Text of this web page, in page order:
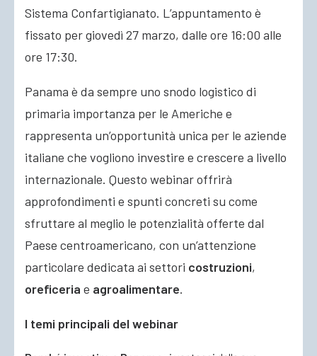
Sistema Confartigianato. L’appuntamento è
fissato per giovedì 27 marzo, dalle ore 16:00 alle
ore 17:30.
Panama è da sempre uno snodo logistico di
primaria importanza per le Americhe e
rappresenta un’opportunità unica per le aziende
italiane che vogliono investire e crescere a livello
internazionale. Questo webinar offrirà
approfondimenti e spunti concreti su come
sfruttare al meglio le potenzialità offerte dal
Paese centroamericano, con un’attenzione
particolare dedicata ai settori costruzioni,
oreficeria e agroalimentare.
I temi principali del webinar